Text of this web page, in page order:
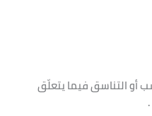
أو التناسق فيما يتعلّق